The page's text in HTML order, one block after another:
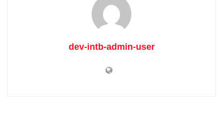
dev-intb-admin-user